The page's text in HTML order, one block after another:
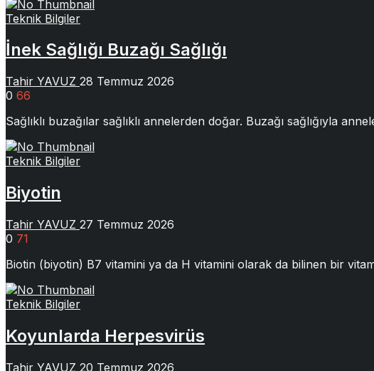
Teknik Bilgiler
İnek Sağlığı Buzağı Sağlığı
Tahir YAVUZ 28 Temmuz 2026
0 66
Sağlıklı buzağılar sağlıklı annelerden doğar. Buzağı sağlığıyla
Teknik Bilgiler
Biyotin
Tahir YAVUZ 27 Temmuz 2026
0 71
Biotin (biyotin) B7 vitamini ya da H vitamini olarak da bilinen bir
Teknik Bilgiler
Koyunlarda Herpesvirüs
Tahir YAVUZ 20 Temmuz 2026